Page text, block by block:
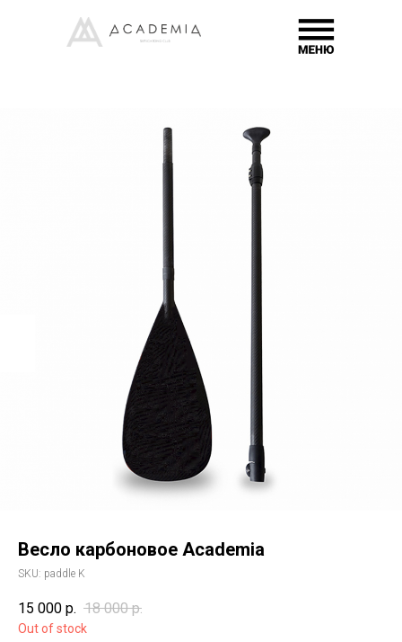
Весло карбоновое Academia
SKU: paddle K
15 000 р. 18 000 р.
Out of stock